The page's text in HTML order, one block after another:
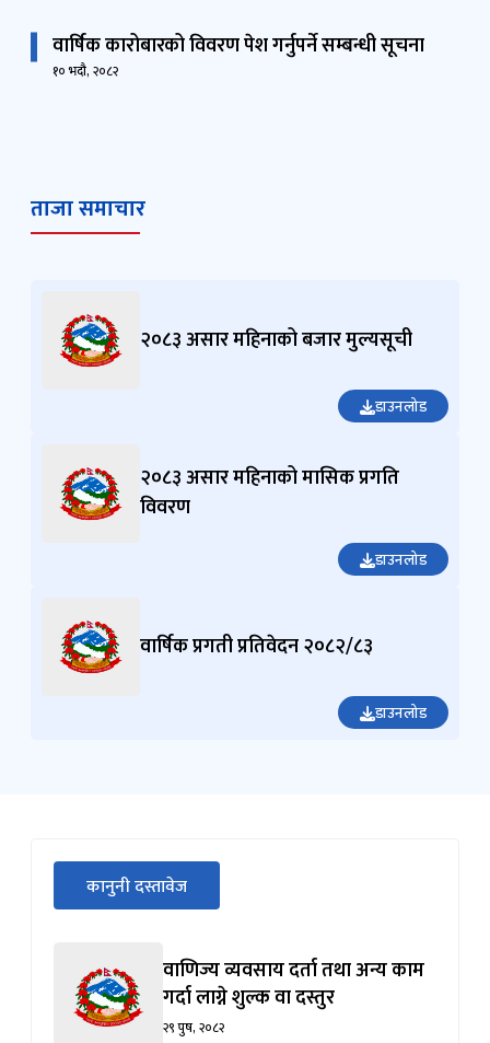
वार्षिक कारोबारको विवरण पेश गर्नुपर्ने सम्बन्धी सूचना
१० भदौ, २०८२
ताजा समाचार
२०८३ असार महिनाको बजार मुल्यसूची
डाउनलोड
२०८३ असार महिनाको मासिक प्रगति
विवरण
डाउनलोड
वार्षिक प्रगती प्रतिवेदन २०८२/८३
डाउनलोड
सीधा
पहिलो
जानुहोस्
कानुनी दस्तावेज
(सक्रिय ट्याब)
वाणिज्य व्यवसाय दर्ता तथा अन्य काम
गर्दा लाग्ने शुल्क वा दस्तुर
२९ पुष, २०८२